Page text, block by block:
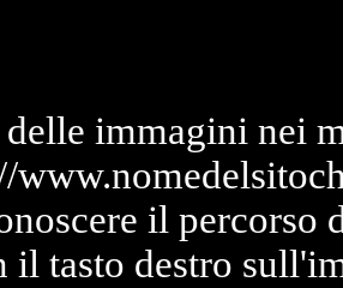
immagini nei
il percorso
il tasto destro